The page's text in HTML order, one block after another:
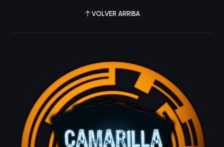
VOLVER ARRIBA